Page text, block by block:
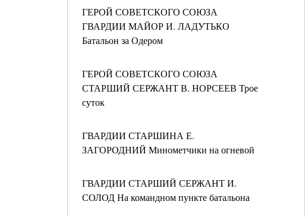
ГЕРОЙ СОВЕТСКОГО СОЮЗА
ГВАРДИИ МАЙОР И. ЛАДУТЬКО
Батальон за Одером
ГЕРОЙ СОВЕТСКОГО СОЮЗА
СТАРШИЙ СЕРЖАНТ В. НОРСЕЕВ Трое
суток
ГВАРДИИ СТАРШИНА Е.
ЗАГОРОДНИЙ Минометчики на огневой
ГВАРДИИ СТАРШИЙ СЕРЖАНТ И.
СОЛОД На командном пункте батальона